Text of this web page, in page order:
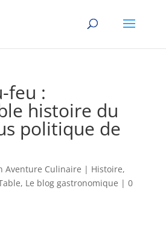
feu :
histoire du
politique de
Aventure Culinaire | Histoire,
, Le blog gastronomique | 0